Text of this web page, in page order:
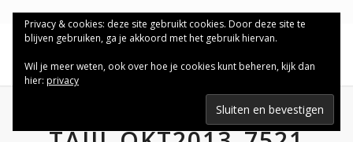
Privacy & cookies: deze site gebruikt cookies. Door deze site te
blijven gebruiken, ga je akkoord met het gebruik hiervan.
Wil je meer weten, ook over hoe je cookies kunt beheren, kijk dan
hier: privacy